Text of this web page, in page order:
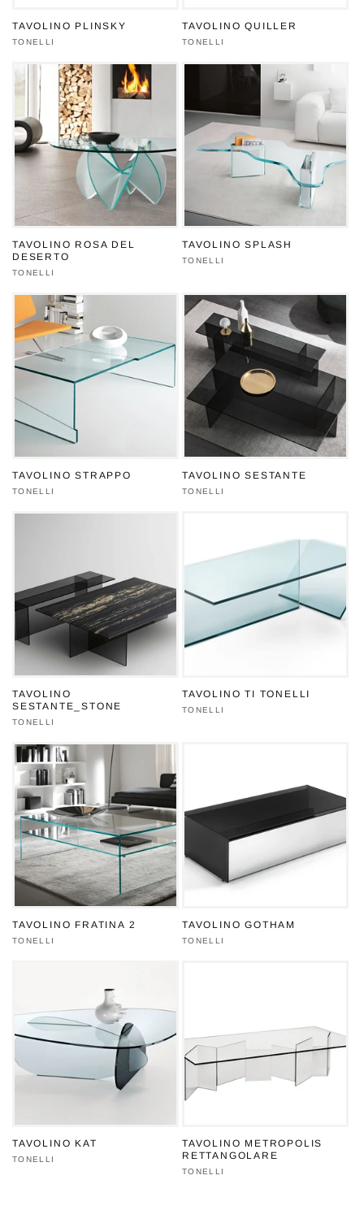
TAVOLINO PLINSKY
Produttore:
TONELLI
TAVOLINO QUILLER
Produttore:
TONELLI
TAVOLINO ROSA DEL
DESERTO
Produttore:
TONELLI
TAVOLINO SPLASH
Produttore:
TONELLI
TAVOLINO STRAPPO
Produttore:
TONELLI
TAVOLINO SESTANTE
Produttore:
TONELLI
TAVOLINO
SESTANTE_STONE
Produttore:
TONELLI
TAVOLINO TI TONELLI
Produttore:
TONELLI
TAVOLINO FRATINA 2
Produttore:
TONELLI
TAVOLINO GOTHAM
Produttore:
TONELLI
TAVOLINO KAT
Produttore:
TONELLI
TAVOLINO METROPOLIS
RETTANGOLARE
Produttore:
TONELLI